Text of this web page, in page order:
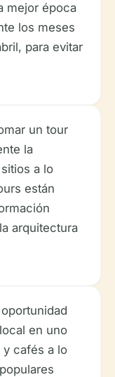
mejor época
para evitar
un tour
la
a lo
arquitectura
en uno
y cafés a lo